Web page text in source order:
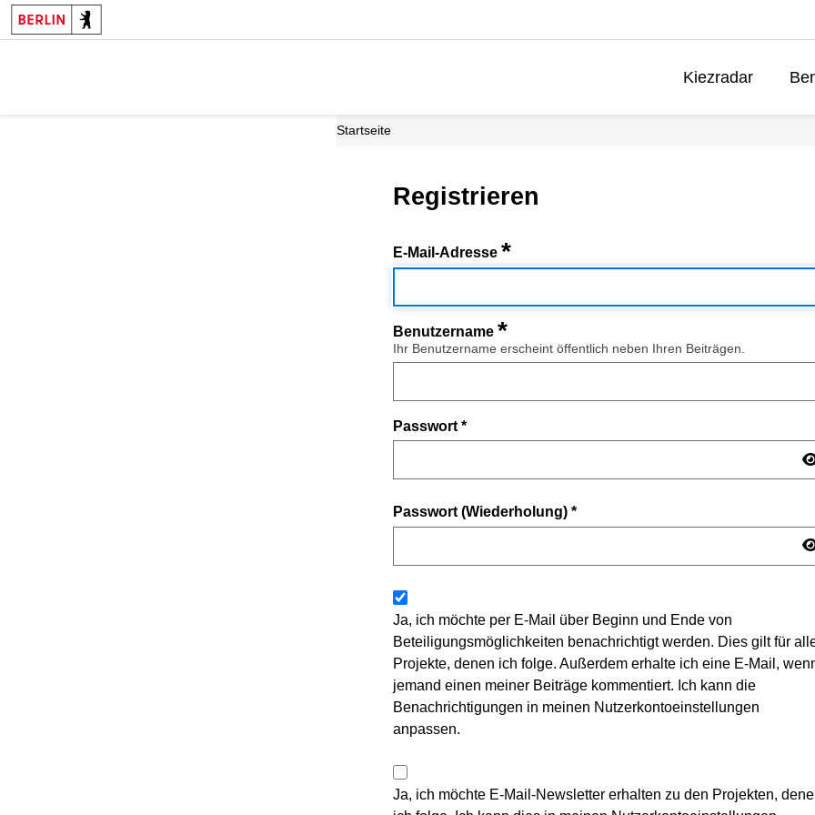
Kiezradar
Startseite
Registrieren
E-Mail-Adresse *
Benutzername *
Ihr Benutzername erscheint öffentlich neben Ihren Beiträgen.
Passwort *
Passwort (Wiederholung) *
Ja, ich möchte per E-Mail über Beginn und Ende von
Beteiligungsmöglichkeiten benachrichtigt werden. Dies gilt für
Projekte, denen ich folge. Außerdem erhalte ich eine E-Mail,
jemand einen meiner Beiträge kommentiert. Ich kann die
Benachrichtigungen in meinen Nutzerkontoeinstellungen
anpassen.
Ja, ich möchte E-Mail-Newsletter erhalten zu den Projekten,